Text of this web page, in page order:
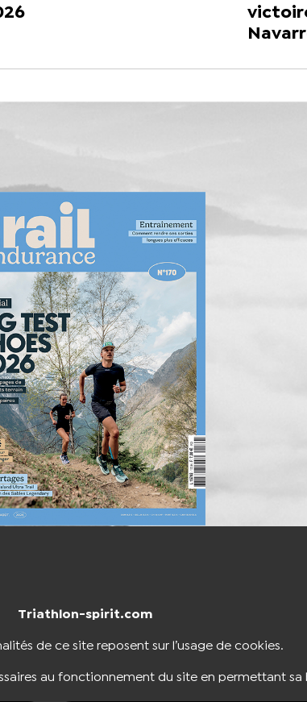
Triathlon-spirit.com
de ce site reposent sur l’usage de cookies.
au fonctionnement du site en permettant
BOUTIQUE